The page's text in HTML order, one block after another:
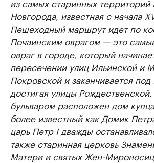
Новгорода, известная с начала
Пешеходный маршрут идет по
Почаинским оврагом — это
овраг в городе, который
пересечении улиц Ильинской и
Покровской и заканчивается
достигая улицы
бульваром расположен дом
более известный как Домик
царь Петр I дважды
также старинная церковь
Матери и святых Жен-Мироносиц.